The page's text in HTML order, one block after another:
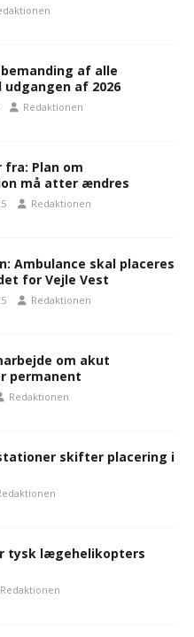
af alle
udgangen af 2026
Redaktionen
fra: Plan om
må atter ændres
Redaktionen
Ambulance skal placeres
for Vejle Vest
Redaktionen
om akut
permanent
Redaktionen
skifter placering i
tysk lægehelikopters
Redaktionen